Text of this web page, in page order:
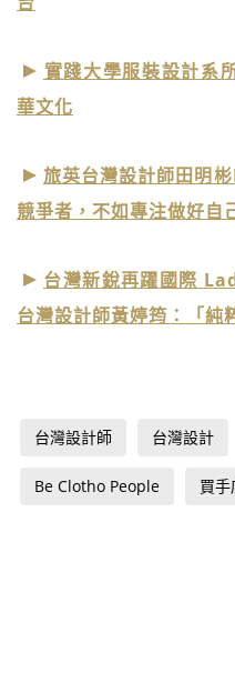
實踐大學服裝設計系
華文化
旅英台灣設計師田明
競爭者，不如專注做好自
台灣新銳再躍國際
台灣設計師黃婷筠：「純
台灣設計師 台灣設計
Be Clotho People 買手